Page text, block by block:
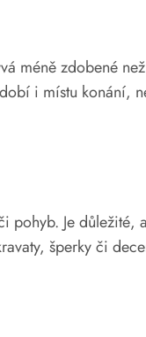
méně zdobené
i místu konání,
Je
šperky či